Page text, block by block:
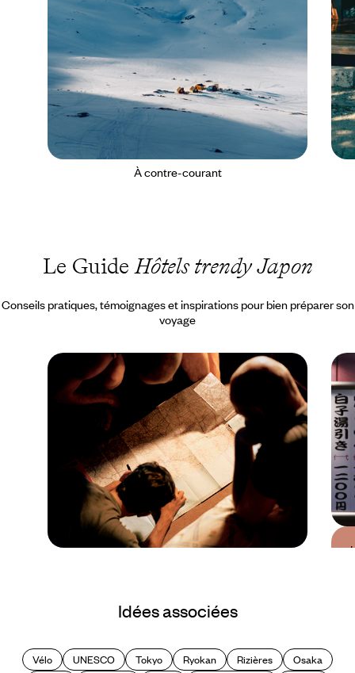
À contre-courant
Le GuideHôtels trendy Japon
Conseils pratiques, témoignages et inspirations pour bien préparer son
voyage
Quand partir au Japon
Idées associées
Vélo UNESCO Tokyo Ryokan Rizières
Osaka